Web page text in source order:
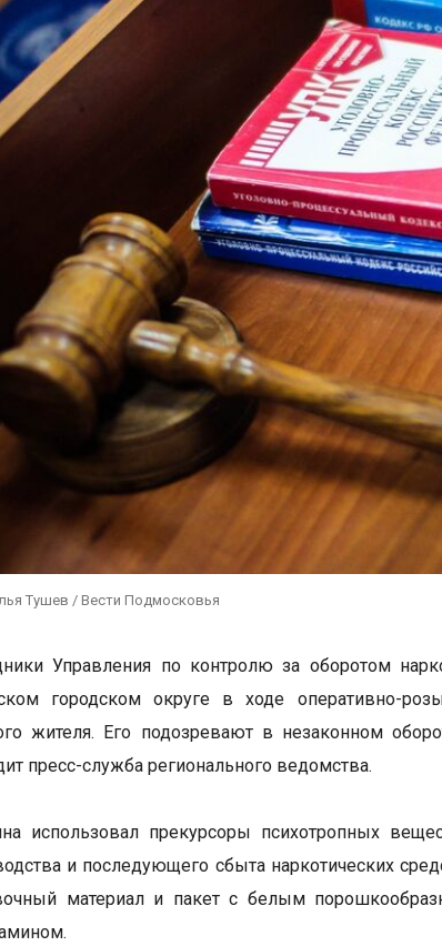
Тушев / Вести Подмосковья
Управления по контролю за оборотом
городском округе в ходе оперативно-
жителя. Его подозревают в незаконном
пресс-служба регионального ведомства.
использовал прекурсоры психотропных
и последующего сбыта наркотических
материал и пакет с белым